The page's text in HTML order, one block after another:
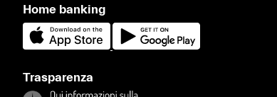
Home banking
Trasparenza